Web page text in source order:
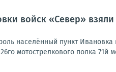
войск «Север»
населённый пункт
мотострелкового полка 71й